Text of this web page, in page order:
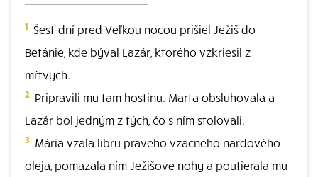
1 Šesť dní pred Veľkou nocou prišiel Ježiš do
Betánie, kde býval Lazár, ktorého vzkriesil z
mŕtvych.
2 Pripravili mu tam hostinu. Marta obsluhovala a
Lazár bol jedným z tých, čo s ním stolovali.
3 Mária vzala libru pravého vzácneho nardového
oleja, pomazala ním Ježišove nohy a poutierala mu